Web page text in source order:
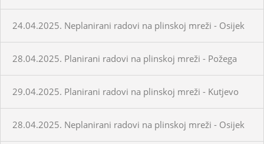
24.04.2025. Neplanirani radovi na plinskoj mreži - Osijek
28.04.2025. Planirani radovi na plinskoj mreži - Požega
29.04.2025. Planirani radovi na plinskoj mreži - Kutjevo
28.04.2025. Neplanirani radovi na plinskoj mreži - Osijek